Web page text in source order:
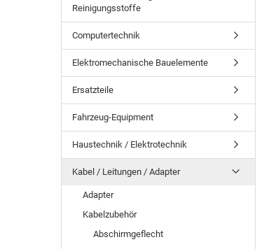
Reinigungsstoffe
Computertechnik
Elektromechanische Bauelemente
Ersatzteile
Fahrzeug-Equipment
Haustechnik / Elektrotechnik
Kabel / Leitungen / Adapter
Adapter
Kabelzubehör
Abschirmgeflecht